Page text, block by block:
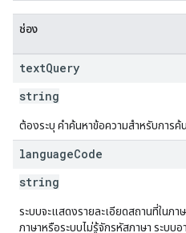
ช่อง
textQuery
string
ต้องระบุ คำค้นหาข้อความสำหรับการค้
languageCode
string
ระบบจะแสดงรายละเอียดสถานที่ในภ
ภาษาหรือระบบไม่รู้จักรหัสภาษา ระบบ